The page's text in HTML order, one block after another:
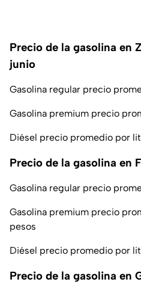
Precio de la gasolina en
junio
Gasolina regular precio
Gasolina premium precio
Diésel precio promedio por
Precio de la gasolina en
Gasolina regular precio
Gasolina premium precio
pesos
Diésel precio promedio por
Precio de la gasolina en